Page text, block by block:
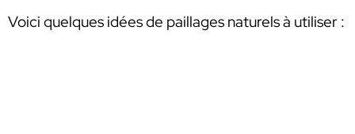
Voici quelques idées de paillages naturels à utiliser :